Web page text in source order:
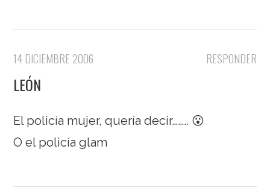
RESPONDER
14 DICIEMBRE 2006
LEÓN
El policía mujer, quería decir…….. 😮
O el policía glam